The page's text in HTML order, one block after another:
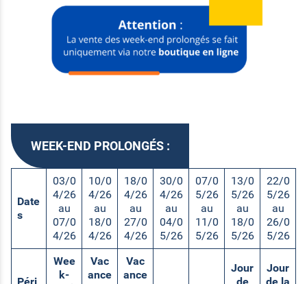
WEEK-END PROLONGÉS :
Date
s
03/0
4/26
au
07/0
4/26
10/0
4/26
au
18/0
4/26
18/0
4/26
au
27/0
4/26
30/0
4/26
au
04/0
5/26
07/0
5/26
au
11/0
5/26
13/0
5/26
au
18/0
5/26
22/0
5/26
au
26/0
5/26
Wee
k-
Vac
ance
Vac
ance
Jour
Jour